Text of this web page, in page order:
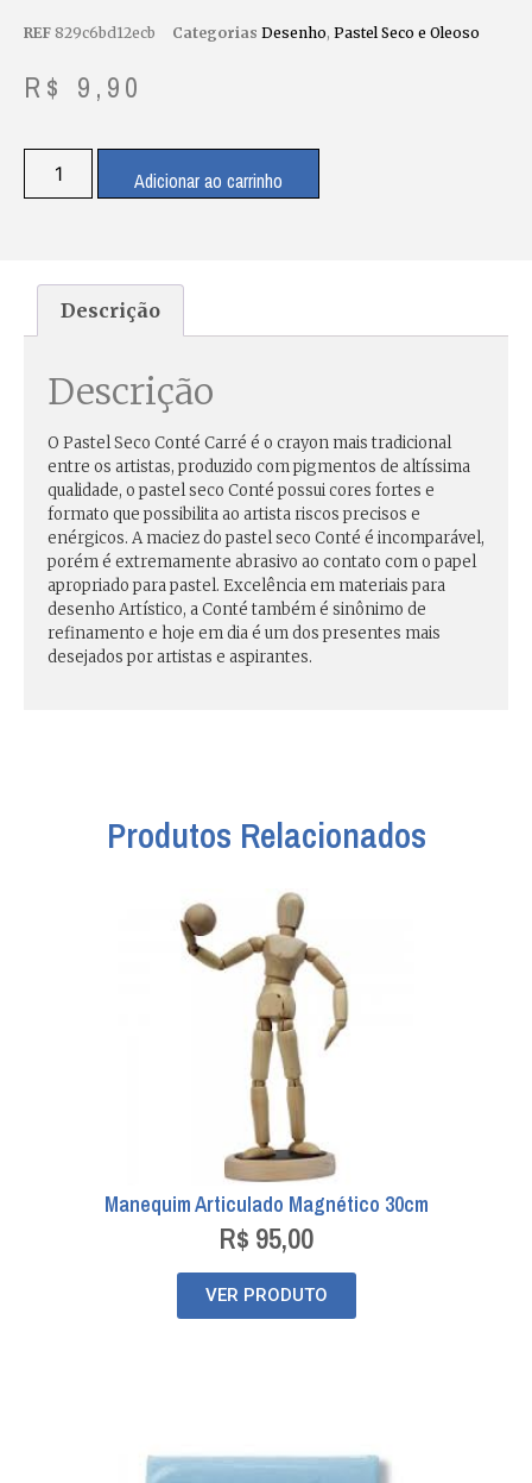
REF 829c6bd12ecb Categorias Desenho, Pastel Seco e Oleoso
R$ 9,90
Adicionar ao carrinho
Descrição
Descrição
O Pastel Seco Conté Carré é o crayon mais tradicional
entre os artistas, produzido com pigmentos de altíssima
qualidade, o pastel seco Conté possui cores fortes e
formato que possibilita ao artista riscos precisos e
enérgicos. A maciez do pastel seco Conté é incomparável,
porém é extremamente abrasivo ao contato com o papel
apropriado para pastel. Excelência em materiais para
desenho Artístico, a Conté também é sinônimo de
refinamento e hoje em dia é um dos presentes mais
desejados por artistas e aspirantes.
Produtos Relacionados
Manequim Articulado Magnético 30cm
R$ 95,00
VER PRODUTO